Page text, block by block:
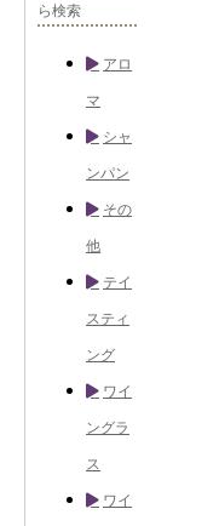
ら検索
アロ
マ
シャ
ンパン
その
他
テイ
スティ
ング
ワイ
ングラ
ス
ワイ